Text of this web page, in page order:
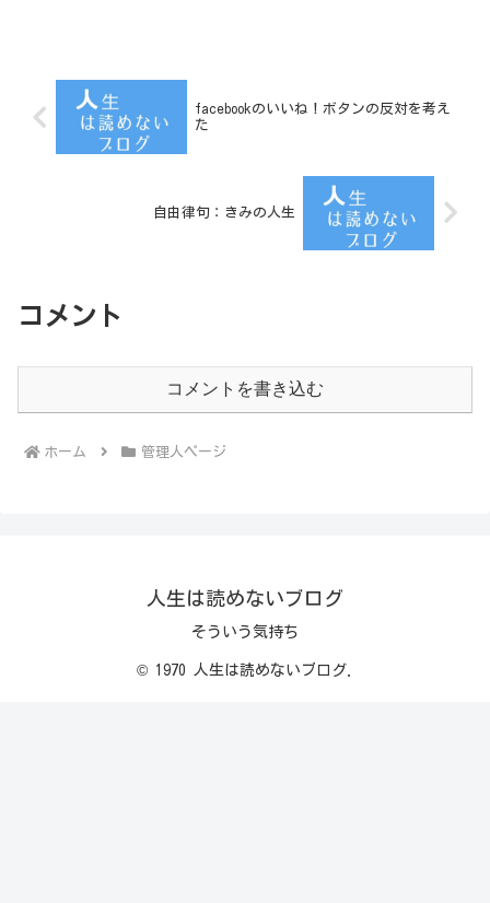
facebookのいいね！ボタンの反対を考え
た
自由律句：きみの人生
コメント
コメントを書き込む
ホーム 管理人ページ
人生は読めないブログ
そういう気持ち
© 1970 人生は読めないブログ.